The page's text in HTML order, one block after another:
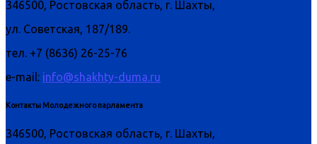
346500, Ростовская область, г. Шахты,
ул. Советская, 187/189.
тел. +7 (8636) 26-25-76
e-mail: info@shakhty-duma.ru
Контакты Молодежного парламента
346500, Ростовская область, г. Шахты,